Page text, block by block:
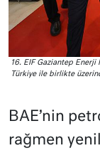
16. EIF Gaziantep Enerji
Türkiye ile birlikte
BAE’nin
rağmen